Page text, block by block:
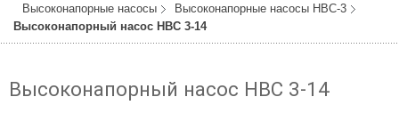
к
Высоконапорные насосы
Высоконапорные насосы НВС-3
Высоконапорный насос НВС 3-14
Высоконапорный насос НВС 3-14